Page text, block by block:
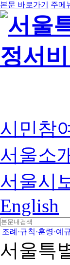
본문 바로가기 주메
시민참
서울소
서울시
English
조례·규칙·훈령·예
서울특